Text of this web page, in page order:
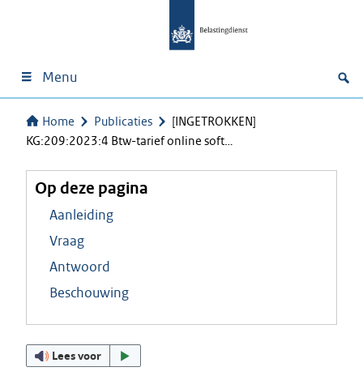
Menu
Home Publicaties
[INGETROKKEN]
KG:209:2023:4 Btw-tarief online soft…
Op deze pagina
Aanleiding
Vraag
Antwoord
Beschouwing
Lees voor